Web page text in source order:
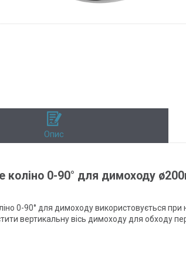
Опис
коліно 0-90° для димоходу
0-90° для димоходу використовується при
вертикальну вісь димоходу для обходу